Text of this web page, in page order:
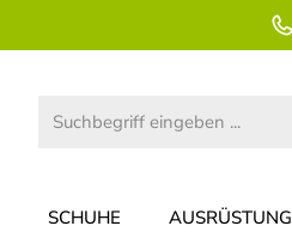
SCHUHE AUSRÜSTUNG